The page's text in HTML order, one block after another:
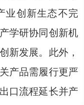
业创新生态不完
学研协同创新机
新发展。此外，
产品需履行更严
口流程延长并产